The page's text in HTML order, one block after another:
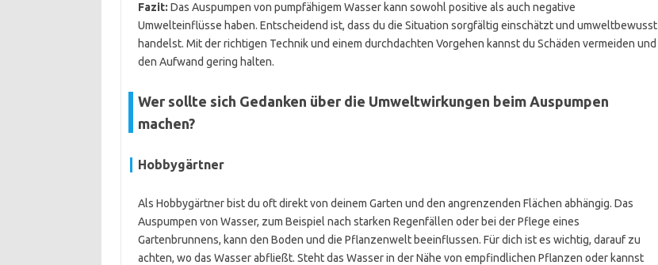
Fazit: Das Auspumpen von pumpfähigem Wasser kann sowohl positive als auch negative
Umwelteinflüsse haben. Entscheidend ist, dass du die Situation sorgfältig einschätzt und umweltbewusst
handelst. Mit der richtigen Technik und einem durchdachten Vorgehen kannst du Schäden vermeiden und
den Aufwand gering halten.
Wer sollte sich Gedanken über die Umweltwirkungen beim Auspumpen
machen?
Hobbygärtner
Als Hobbygärtner bist du oft direkt von deinem Garten und den angrenzenden Flächen abhängig. Das
Auspumpen von Wasser, zum Beispiel nach starken Regenfällen oder bei der Pflege eines
Gartenbrunnens, kann den Boden und die Pflanzenwelt beeinflussen. Für dich ist es wichtig, darauf zu
achten, wo das Wasser abfließt. Steht das Wasser in der Nähe von empfindlichen Pflanzen oder kannst